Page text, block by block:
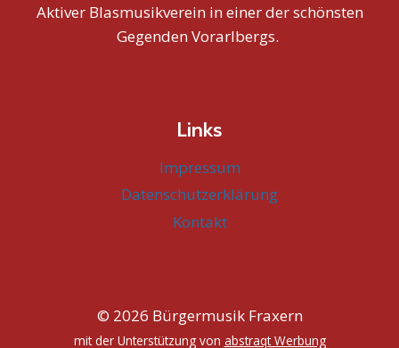
Aktiver Blasmusikverein in einer der schönsten
Gegenden Vorarlbergs.
Links
Impressum
Datenschutzerklärung
Kontakt
© 2026 Bürgermusik Fraxern
mit der Unterstützung von abstraqt Werbung